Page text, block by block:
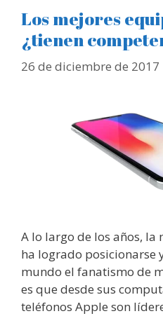
Los mejores
¿tienen
26 de diciembre de 2017
A lo largo de los años, la
ha logrado posicionarse
mundo el fanatismo de
es que desde sus
teléfonos Apple son